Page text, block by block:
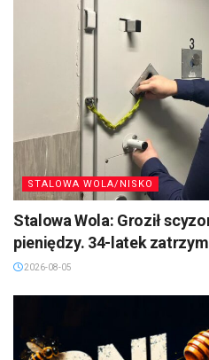
STALOWA WOLA/NISKO
Stalowa Wola: Groził
pieniędzy. 34-latek
2026-08-05